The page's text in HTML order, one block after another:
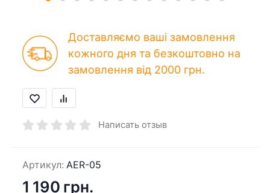
Доставляємо ваші замовлення
кожного дня та безкоштовно на
замовлення від 2000 грн.
Написать отзыв
Артикул: AER-05
1 190 грн.